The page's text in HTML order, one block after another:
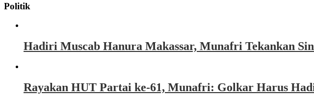
Politik
Hadiri Muscab Hanura Makassar, Munafri Tekankan
Rayakan HUT Partai ke-61, Munafri: Golkar Harus